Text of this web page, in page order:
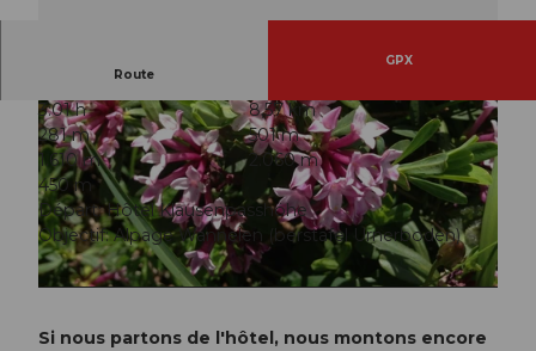
© Markus Fehlmann, Verein Urner Wanderwege
Route
GPX
3:01 h
8,57 km
281 m
501 m
1.610 m
2.060 m
450 m
Départ: Hôtel Klausenpasshöhe
Objectif: Alpage Wannelen (berstafel Urnerboden)
Si nous partons de l'hôtel, nous montons encore